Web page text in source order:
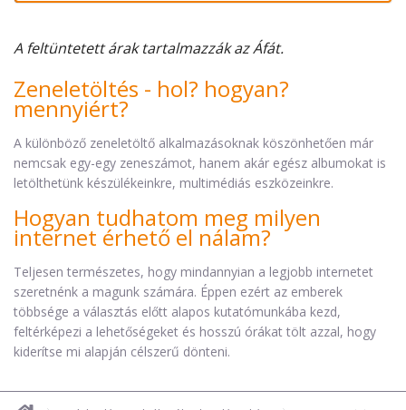
A feltüntetett árak tartalmazzák az Áfát.
Zeneletöltés - hol? hogyan?
mennyiért?
A különböző zeneletöltő alkalmazásoknak köszönhetően már
nemcsak egy-egy zeneszámot, hanem akár egész albumokat is
letölthetünk készülékeinkre, multimédiás eszközeinkre.
Hogyan tudhatom meg milyen
internet érhető el nálam?
Teljesen természetes, hogy mindannyian a legjobb internetet
szeretnénk a magunk számára. Éppen ezért az emberek
többsége a választás előtt alapos kutatómunkába kezd,
feltérképezi a lehetőségeket és hosszú órákat tölt azzal, hogy
kiderítse mi alapján célszerű dönteni.